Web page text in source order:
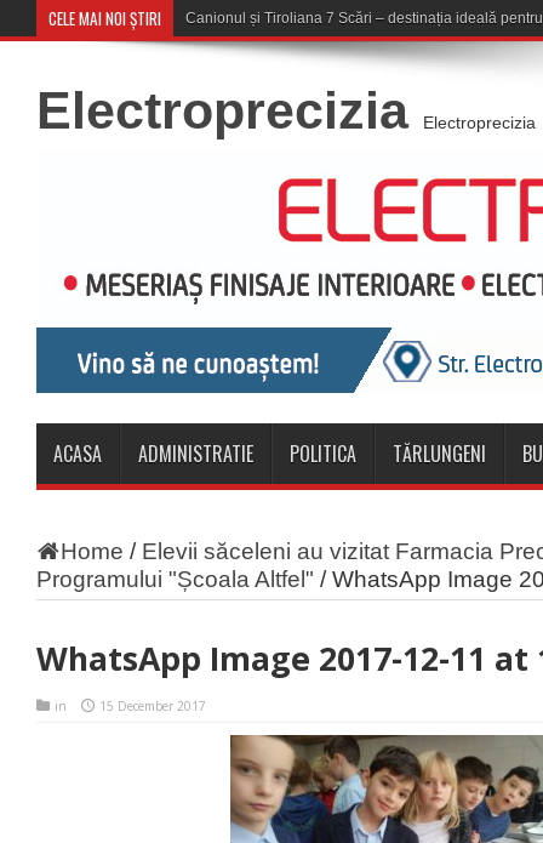
CELE MAI NOI ȘTIRI Concert în aer liber la Kom
Electroprecizia Electroprecizia
ACASA ADMINISTRATIE POLITICA TĂRLUNGENI
Home / Elevii săceleni au vizitat Farmacia
Programului "Școala Altfel" /WhatsApp Image
WhatsApp Image 2017-12-11 at
in 15 December 2017